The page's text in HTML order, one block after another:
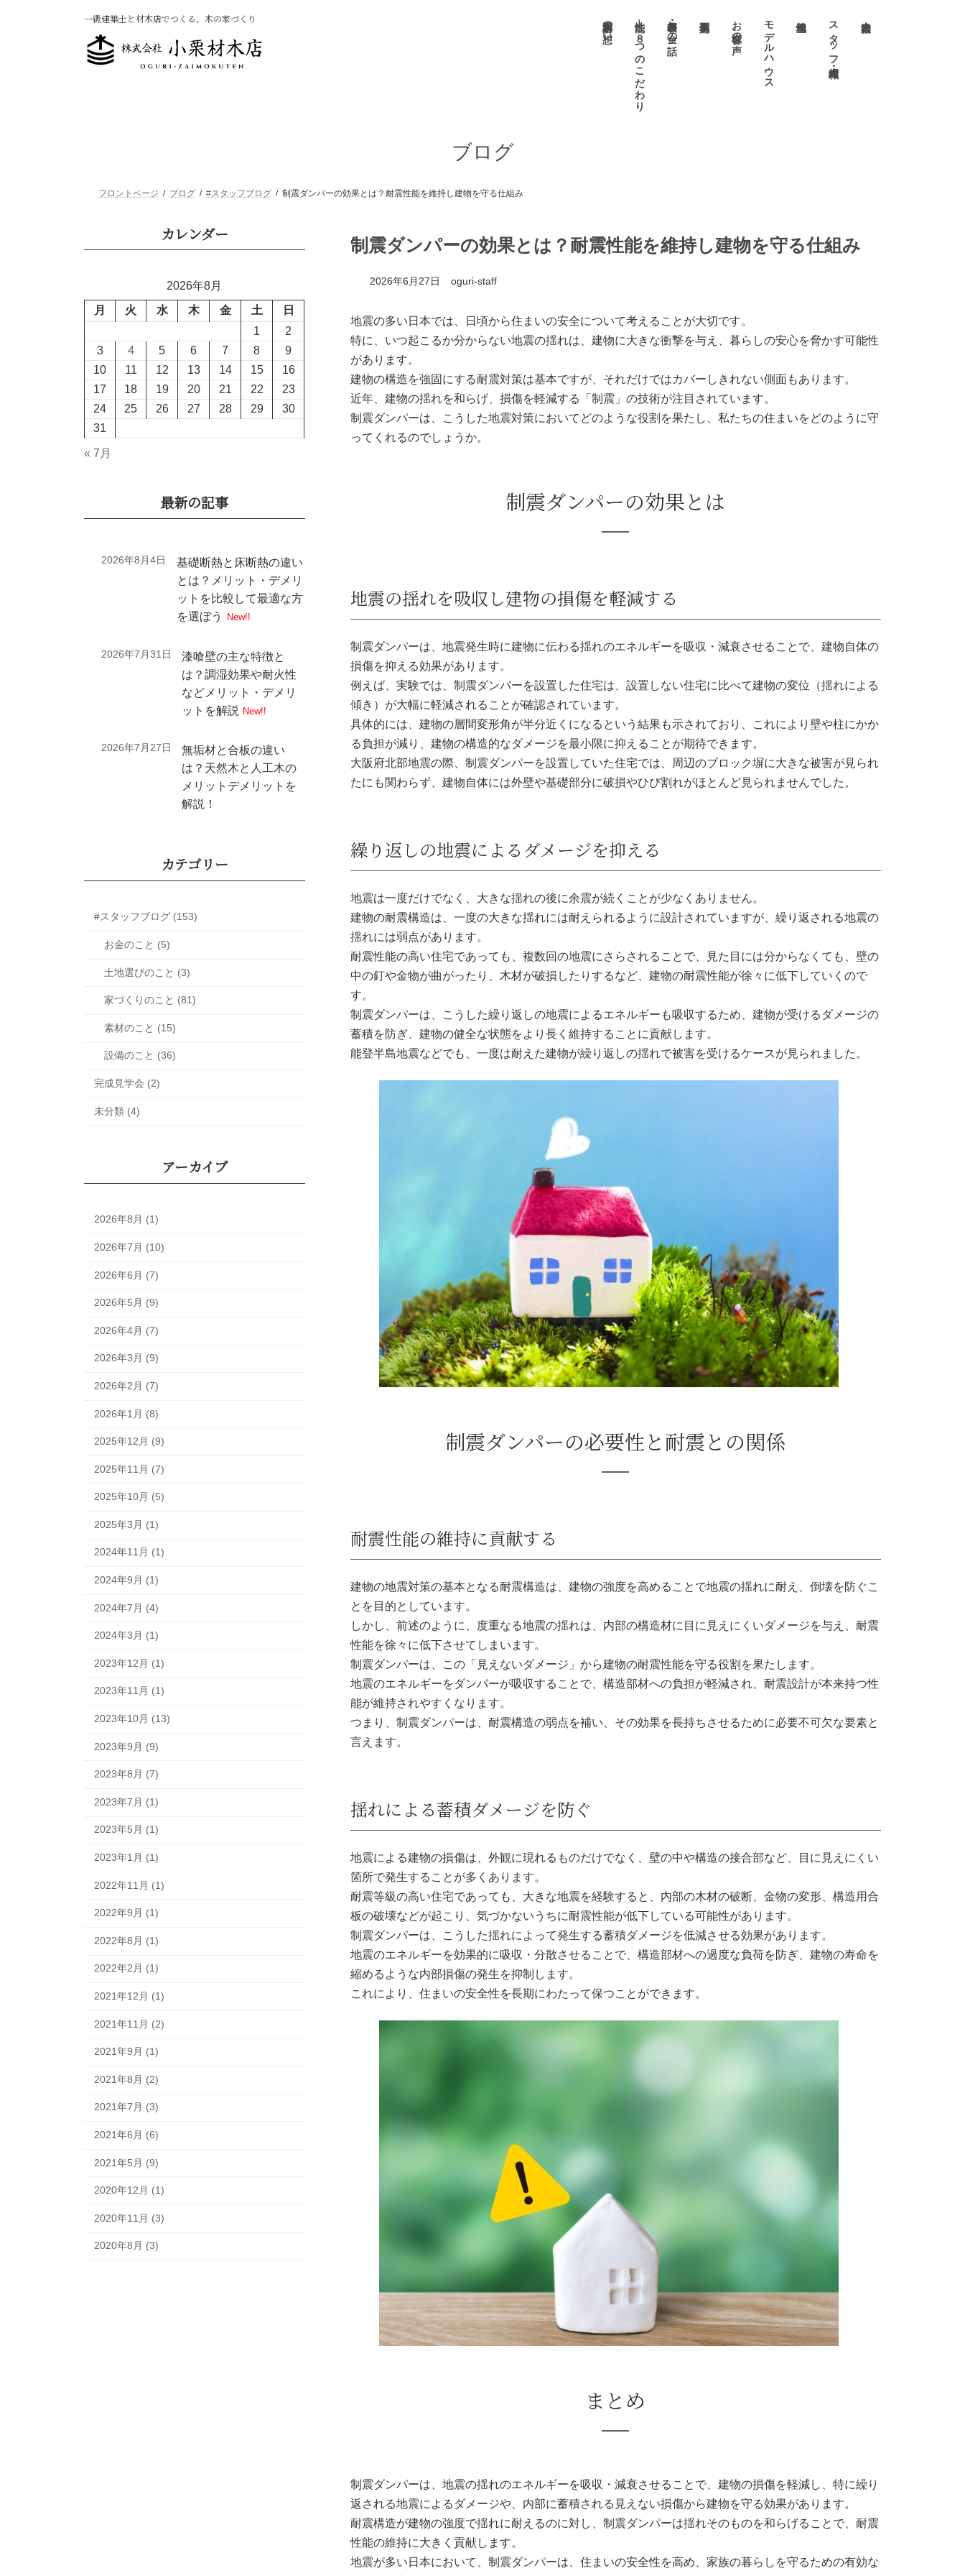
一級建築士と材木店でつくる、木の家づくり 小栗材木店の想い 性能 －８つのこだわり 価格表・お金の話 お客様の声 モデルハウス スタッフ・職人紹介
ブログ
フロントページ ブログ #スタッフブログ 制震ダンパーの効果とは？耐震性能を維持し建物を守る仕組み
制震ダンパーの効果とは？耐震性能を維持し建物を守る仕組み
2026年6月27日 oguri-staff
地震の多い日本では、日頃から住まいの安全について考えることが大切です。
特に、いつ起こるか分からない地震の揺れは、建物に大きな衝撃を与え、暮らしの安心を脅かす可能性
があります。
建物の構造を強固にする耐震対策は基本ですが、それだけではカバーしきれない側面もあります。
近年、建物の揺れを和らげ、損傷を軽減する「制震」の技術が注目されています。
制震ダンパーは、こうした地震対策においてどのような役割を果たし、私たちの住まいをどのように守
ってくれるのでしょうか。
制震ダンパーの効果とは
地震の揺れを吸収し建物の損傷を軽減する
制震ダンパーは、地震発生時に建物に伝わる揺れのエネルギーを吸収・減衰させることで、建物自体の
損傷を抑える効果があります。
例えば、実験では、制震ダンパーを設置した住宅は、設置しない住宅に比べて建物の変位（揺れによる
傾き）が大幅に軽減されることが確認されています。
具体的には、建物の層間変形角が半分近くになるという結果も示されており、これにより壁や柱にかか
る負担が減り、建物の構造的なダメージを最小限に抑えることが期待できます。
大阪府北部地震の際、制震ダンパーを設置していた住宅では、周辺のブロック塀に大きな被害が見られ
たにも関わらず、建物自体には外壁や基礎部分に破損やひび割れがほとんど見られませんでした。
繰り返しの地震によるダメージを抑える
地震は一度だけでなく、大きな揺れの後に余震が続くことが少なくありません。
建物の耐震構造は、一度の大きな揺れには耐えられるように設計されていますが、繰り返される地震の
揺れには弱点があります。
耐震性能の高い住宅であっても、複数回の地震にさらされることで、見た目には分からなくても、壁の
中の釘や金物が曲がったり、木材が破損したりするなど、建物の耐震性能が徐々に低下していくので
す。
制震ダンパーは、こうした繰り返しの地震によるエネルギーも吸収するため、建物が受けるダメージの
蓄積を防ぎ、建物の健全な状態をより長く維持することに貢献します。
能登半島地震などでも、一度は耐えた建物が繰り返しの揺れで被害を受けるケースが見られました。
制震ダンパーの必要性と耐震との関係
耐震性能の維持に貢献する
建物の地震対策の基本となる耐震構造は、建物の強度を高めることで地震の揺れに耐え、倒壊を防ぐこ
とを目的としています。
しかし、前述のように、度重なる地震の揺れは、内部の構造材に目に見えにくいダメージを与え、耐震
性能を徐々に低下させてしまいます。
制震ダンパーは、この「見えないダメージ」から建物の耐震性能を守る役割を果たします。
地震のエネルギーをダンパーが吸収することで、構造部材への負担が軽減され、耐震設計が本来持つ性
能が維持されやすくなります。
つまり、制震ダンパーは、耐震構造の弱点を補い、その効果を長持ちさせるために必要不可欠な要素と
言えます。
揺れによる蓄積ダメージを防ぐ
地震による建物の損傷は、外観に現れるものだけでなく、壁の中や構造の接合部など、目に見えにくい
箇所で発生することが多くあります。
耐震等級の高い住宅であっても、大きな地震を経験すると、内部の木材の破断、金物の変形、構造用合
板の破壊などが起こり、気づかないうちに耐震性能が低下している可能性があります。
制震ダンパーは、こうした揺れによって発生する蓄積ダメージを低減させる効果があります。
地震のエネルギーを効果的に吸収・分散させることで、構造部材への過度な負荷を防ぎ、建物の寿命を
縮めるような内部損傷の発生を抑制します。
これにより、住まいの安全性を長期にわたって保つことができます。
まとめ
制震ダンパーは、地震の揺れのエネルギーを吸収・減衰させることで、建物の損傷を軽減し、特に繰り
返される地震によるダメージや、内部に蓄積される見えない損傷から建物を守る効果があります。
耐震構造が建物の強度で揺れに耐えるのに対し、制震ダンパーは揺れそのものを和らげることで、耐震
性能の維持に大きく貢献します。
地震が多い日本において、制震ダンパーは、住まいの安全性を高め、家族の暮らしを守るための有効な
カレンダー
2026年8月
月
火 水 木 金 土
日
1
2
3
4 5 6 7 8
9
10
11 12 13 14 15
16
17
18 19 20 21 22
23
24
25 26 27 28 29
30
31
« 7月
最新の記事
2026年8月4日
基礎断熱と床断熱の違い
とは？メリット・デメリ
ットを比較して最適な方
を選ぼう
New!!
2026年7月31日
漆喰壁の主な特徴と
は？調湿効果や耐火性
などメリット・デメリ
ットを解説 New!!
2026年7月27日
無垢材と合板の違い
は？天然木と人工木の
メリットデメリットを
解説！
カテゴリー
#スタッフブログ (153)
お金のこと (5)
土地選びのこと (3)
家づくりのこと (81)
素材のこと (15)
設備のこと (36)
完成見学会 (2)
未分類 (4)
アーカイブ
2026年8月 (1)
2026年7月 (10)
2026年6月 (7)
2026年5月 (9)
2026年4月 (7)
2026年3月 (9)
2026年2月 (7)
2026年1月 (8)
2025年12月 (9)
2025年11月 (7)
2025年10月 (5)
2025年3月 (1)
2024年11月 (1)
2024年9月 (1)
2024年7月 (4)
2024年3月 (1)
2023年12月 (1)
2023年11月 (1)
2023年10月 (13)
2023年9月 (9)
2023年8月 (7)
2023年7月 (1)
2023年5月 (1)
2023年1月 (1)
2022年11月 (1)
2022年9月 (1)
2022年8月 (1)
2022年2月 (1)
2021年12月 (1)
2021年11月 (2)
2021年9月 (1)
2021年8月 (2)
2021年7月 (3)
2021年6月 (6)
2021年5月 (9)
2020年12月 (1)
2020年11月 (3)
2020年8月 (3)